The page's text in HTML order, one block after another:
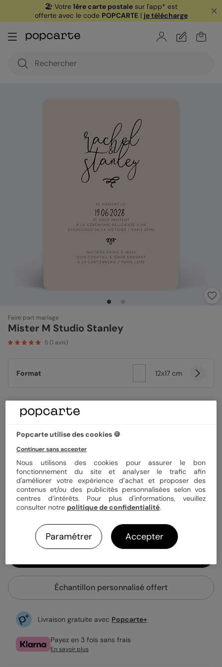
🏖️ Votre1ère carte postale sur l'app* est
offerte avec le code POPCARTE| je télécharge
Faire part mariage
Mister M Studio Stanley
5(1 avis)
Format 12x17 cm
Papier
Quantité
1,15 €
Enveloppe blanche offerte
Fabrication française
Échantillon personnalisé offert
Livraison gratuite avec Popcarte+
Payez en 3 fois sans frais
En savoir plus
Popcarte utilise des cookies 🍪
Continuer sans accepter
Nous utilisons des cookies pour assurer le bon
fonctionnement du site et analyser le trafic afin
d'améliorer votre expérience d’achat et proposer des
contenus et/ou des publicités personnalisées selon vos
centres d’intérêts. Pour plus d'informations, veuillez
consulter notre politique de confidentialité.
Paramétrer Accepter